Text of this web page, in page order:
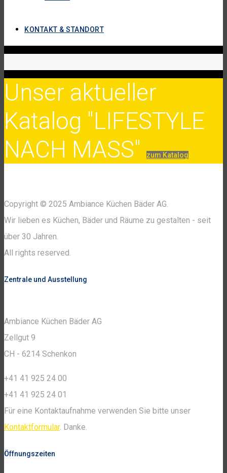
KONTAKT & STANDORT
Unser aktueller
Katalog "LIFESTYLE
NACH MASS"
zum Katalog
Copyright © 2025 Ambiance Küchen Bäder AG.
Wir lieben es Küchen, Bäder und Räume zu gestalten - seit
über 30 Jahren.
All rights reserved.
Zentrale und Ausstellung
Ambiance Küchen Bäder AG
Zellgut 9
CH - 6214 Schenkon
+41 41 925 24 00
+41 41 925 24 01
Für eine Kontaktaufnahme verwenden Sie bitte unser
Kontaktformular. Danke.
Öffnungszeiten